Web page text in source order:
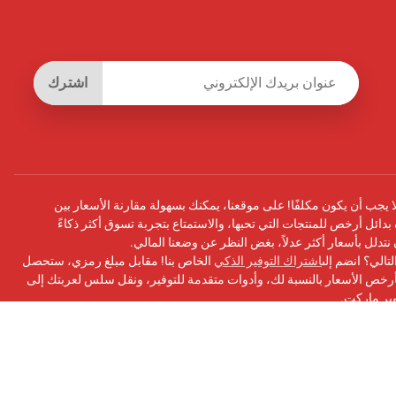
اشترك
أن يكون مكلفًا! على موقعنا، يمكنك بسهولة مقارنة الأسعار بين
أرخص للمنتجات التي تحبها، والاستمتاع بتجربة تسوق أكثر ذكاءً
نتدلل بأسعار أكثر عدلاً، بغض النظر عن وضعنا المالي.
انضم إلىاشتراك التوفير الذكي الخاص بنا! مقابل مبلغ رمزي، ستحصل
الأسعار بالنسبة لك، وأدوات متقدمة للتوفير، ونقل سلس لعربتك إلى
ماركت.